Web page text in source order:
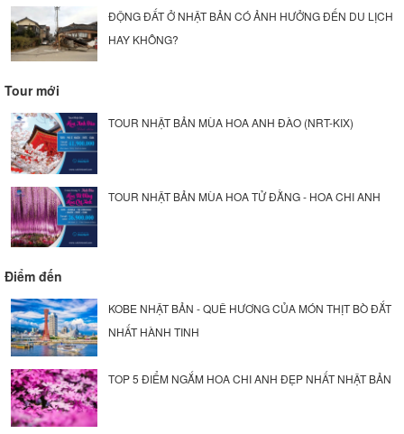
ĐỘNG ĐẤT Ở NHẬT BẢN CÓ ẢNH HƯỞNG ĐẾN DU LỊCH
HAY KHÔNG?
Tour mới
TOUR NHẬT BẢN MÙA HOA ANH ĐÀO (NRT-KIX)
TOUR NHẬT BẢN MÙA HOA TỬ ĐẰNG - HOA CHI ANH
Điểm đến
KOBE NHẬT BẢN - QUÊ HƯƠNG CỦA MÓN THỊT BÒ ĐẮT
NHẤT HÀNH TINH
TOP 5 ĐIỂM NGẮM HOA CHI ANH ĐẸP NHẤT NHẬT BẢN